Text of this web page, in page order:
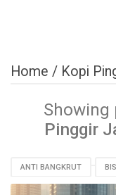
Home / Kopi
Showing
Pinggir
ANTI BANGKRUT
ERA DIGITAL KOPI